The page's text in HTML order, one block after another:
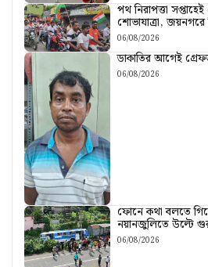
পথ নিরাপত্তা
শোভাযাত্রা, জয়নগরে
06/08/2026
ডাকাতির আগেই
06/08/2026
ফোনে কথা বলতে
নয়ানজুলিতে উল্টে
06/08/2026